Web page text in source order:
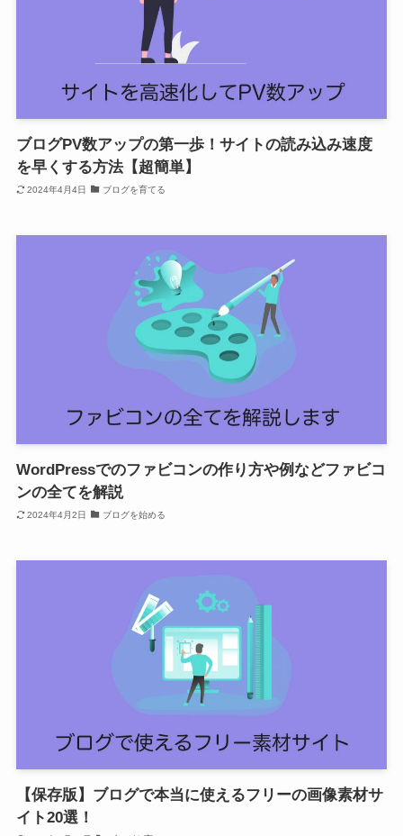
ブログPV数アップの第一歩！サイトの読み込み速度
を早くする方法【超簡単】
2024年4月4日 ブログを育てる
WordPressでのファビコンの作り方や例などファビコ
ンの全てを解説
2024年4月2日 ブログを始める
【保存版】ブログで本当に使えるフリーの画像素材サ
イト20選！